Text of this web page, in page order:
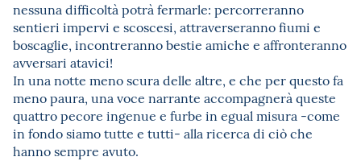
nessuna difficoltà potrà fermarle: percorreranno
sentieri impervi e scoscesi, attraverseranno fiumi e
boscaglie, incontreranno bestie amiche e affronteranno
avversari atavici!
In una notte meno scura delle altre, e che per questo fa
meno paura, una voce narrante accompagnerà queste
quattro pecore ingenue e furbe in egual misura -come
in fondo siamo tutte e tutti- alla ricerca di ciò che
hanno sempre avuto.